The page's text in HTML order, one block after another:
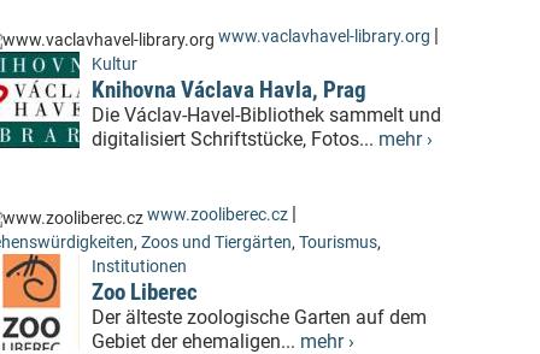
www.vaclavhavel-library.org |
Kultur
Knihovna Václava Havla, Prag
Die Václav-Havel-Bibliothek sammelt und
digitalisiert Schriftstücke, Fotos... mehr ›
www.zooliberec.cz |
, Zoos und Tiergärten, Tourismus,
Institutionen
Zoo Liberec
Der älteste zoologische Garten auf dem
Gebiet der ehemaligen... mehr ›